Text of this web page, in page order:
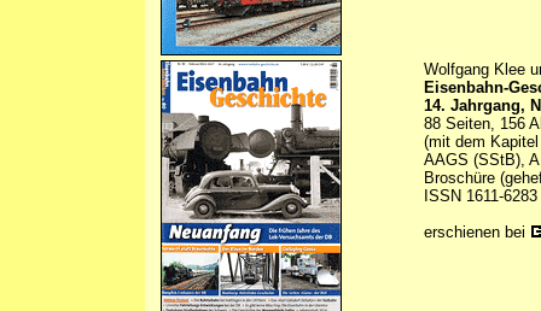
Wolfgang Klee
Eisenbahn-
14. Jahrgang,
88 Seiten, 156
(mit dem
AAGS (SStB),
Broschüre
ISSN 1611-6283
erschienen bei